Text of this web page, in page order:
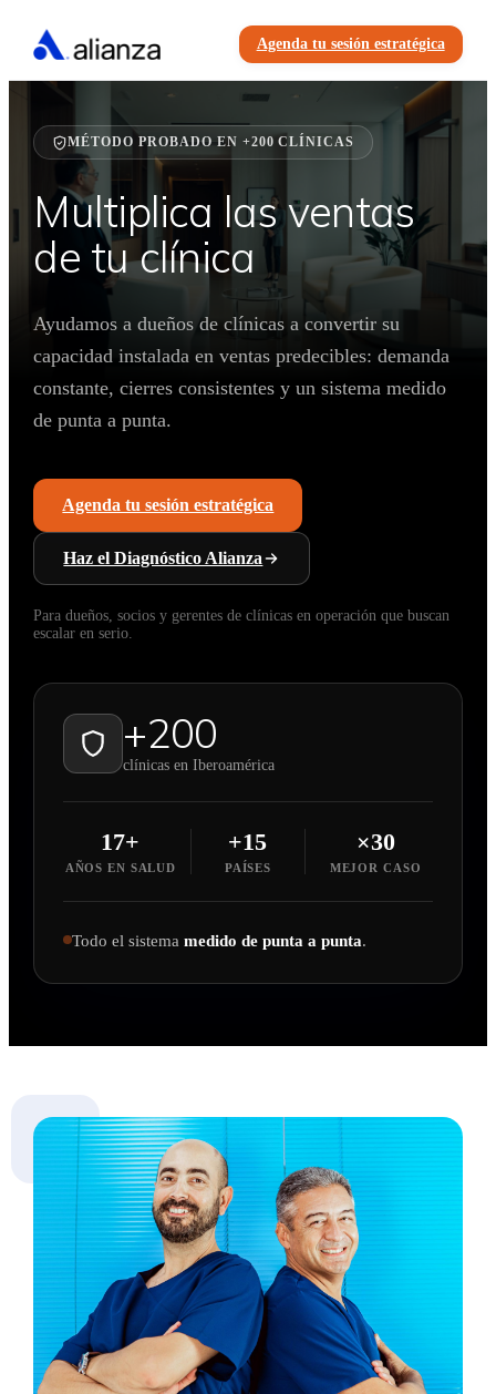
Agenda tu sesión estratégica
MÉTODO PROBADO EN +200 CLÍNICAS
Multiplica las ventas
de tu clínica
Ayudamos a dueños de clínicas a convertir su
capacidad instalada en ventas predecibles: demanda
constante, cierres consistentes y un sistema medido
de punta a punta.
Agenda tu sesión estratégica
Haz el Diagnóstico Alianza
Para dueños, socios y gerentes de clínicas en operación que buscan
escalar en serio.
+200
clínicas en Iberoamérica
17+
AÑOS EN SALUD
+15
PAÍSES
×30
MEJOR CASO
Todo el sistemamedido de punta a punta.